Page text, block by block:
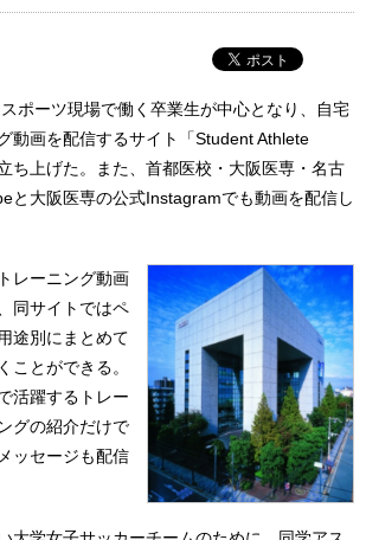
ポーツ現場で働く卒業生が中心となり、自宅
動画を配信するサイト「Student Athlete
ち上げた。また、首都医校・大阪医専・名古
と大阪医専の公式Instagramでも動画を配信し
レーニング動画
同サイトではペ
途別にまとめて
ことができる。
活躍するトレー
グの紹介だけで
ッセージも配信